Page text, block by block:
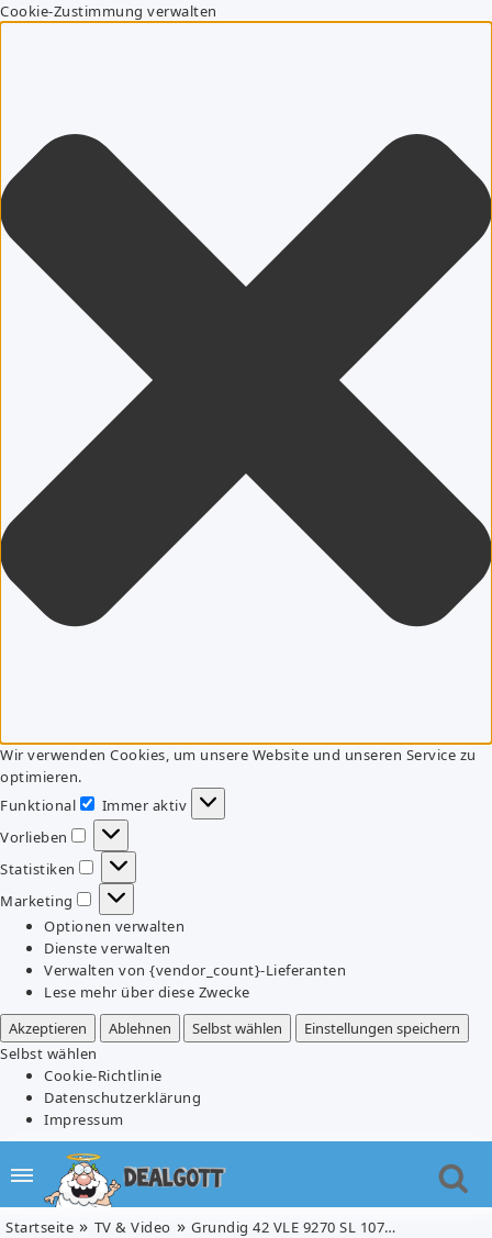
Cookie-Zustimmung verwalten
Wir verwenden Cookies, um unsere Website und unseren Service zu
optimieren.
Funktional
Funktional
Immer aktiv
Vorlieben
Vorlieben
Statistiken
Statistiken
Marketing
Marketing
Optionen verwalten
Dienste verwalten
Verwalten von {vendor_count}-Lieferanten
Lese mehr über diese Zwecke
Akzeptieren
Ablehnen Selbst wählen
Einstellungen speichern
Selbst wählen
Cookie-Richtlinie
Datenschutzerklärung
Impressum
Startseite TV & Video Grundig 42 VLE 9270 SL 107 cm (42 Zoll) 3D LED-Backlight-Fernseher, EEK A (Full-HD, 400 Hz PPR, DVB-T/C/S2, Smart Interactive TV) für 549,99€